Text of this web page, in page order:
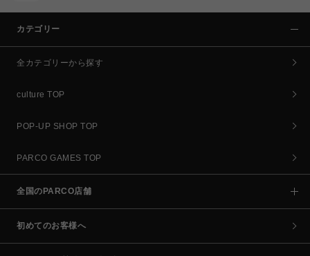
カテゴリー
全カテゴリーから探す
culture TOP
POP-UP SHOP TOP
PARCO GAMES TOP
全国のPARCO店舗
初めてのお客様へ